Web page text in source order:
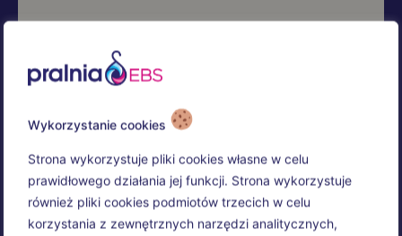
Wykorzystanie cookies
Strona wykorzystuje pliki cookies własne w celu
prawidłowego działania jej funkcji. Strona wykorzystuje
również pliki cookies podmiotów trzecich w celu
korzystania z zewnętrznych narzędzi analitycznych,